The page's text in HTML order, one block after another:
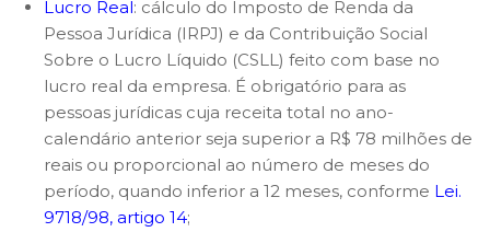
Lucro Real: cálculo do Imposto de Renda da
Pessoa Jurídica (IRPJ) e da Contribuição Social
Sobre o Lucro Líquido (CSLL) feito com base no
lucro real da empresa. É obrigatório para as
pessoas jurídicas cuja receita total no ano-
calendário anterior seja superior a R$ 78 milhões de
reais ou proporcional ao número de meses do
período, quando inferior a 12 meses, conforme Lei.
9718/98, artigo 14;